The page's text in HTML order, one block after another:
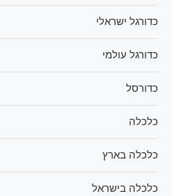
כדורגל ישראלי
כדורגל עולמי
כדורסל
כלכלה
כלכלה בארץ
כלכלה בישראל